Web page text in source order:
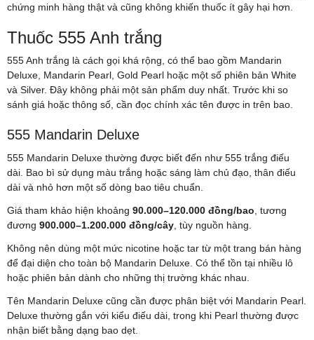
chứng minh hàng thật và cũng không khiến thuốc ít gây hại hơn.
Thuốc 555 Anh trắng
555 Anh trắng là cách gọi khá rộng, có thể bao gồm Mandarin
Deluxe, Mandarin Pearl, Gold Pearl hoặc một số phiên bản White
và Silver. Đây không phải một sản phẩm duy nhất. Trước khi so
sánh giá hoặc thông số, cần đọc chính xác tên được in trên bao.
555 Mandarin Deluxe
555 Mandarin Deluxe thường được biết đến như 555 trắng điếu
dài. Bao bì sử dụng màu trắng hoặc sáng làm chủ đạo, thân điếu
dài và nhỏ hơn một số dòng bao tiêu chuẩn.
Giá tham khảo hiện khoảng 90.000–120.000 đồng/bao , tương
đương 900.000–1.200.000 đồng/cây , tùy nguồn hàng.
Không nên dùng một mức nicotine hoặc tar từ một trang bán hàng
để đại diện cho toàn bộ Mandarin Deluxe. Có thể tồn tại nhiều lô
hoặc phiên bản dành cho những thị trường khác nhau.
Tên Mandarin Deluxe cũng cần được phân biệt với Mandarin Pearl.
Deluxe thường gắn với kiểu điếu dài, trong khi Pearl thường được
nhận biết bằng dạng bao dẹt.